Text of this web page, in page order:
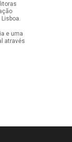
e uma
através